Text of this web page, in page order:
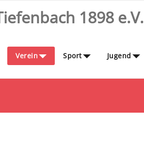
1898 e.V.
Verein Sport Jugend